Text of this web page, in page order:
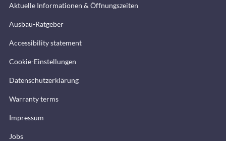
Aktuelle Informationen & Öffnungszeiten
Ausbau-Ratgeber
Accessibility statement
Cookie-Einstellungen
Datenschutzerklärung
Warranty terms
Impressum
Jobs